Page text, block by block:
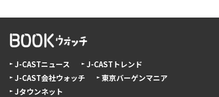
J-CASTニュース
J-CASTトレンド
J-CAST会社ウォッチ
東京バーゲンマニア
Jタウンネット